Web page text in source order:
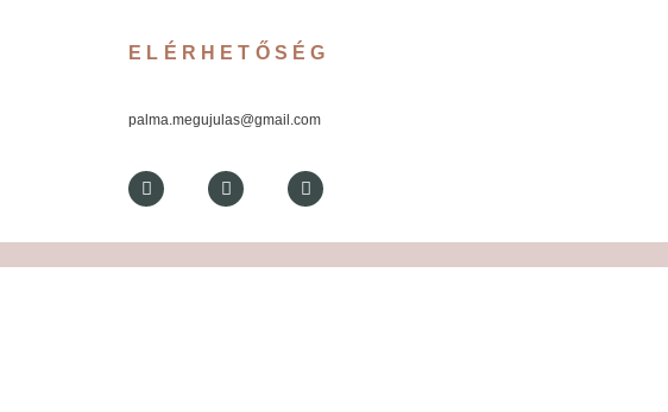
ELÉRHETŐSÉG
palma.megujulas@gmail.com